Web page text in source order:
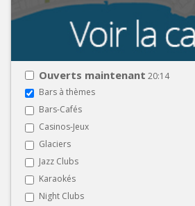
Ouverts maintenant 20:14
Bars à thèmes
Bars-Cafés
Casinos-Jeux
Glaciers
Jazz Clubs
Karaokés
Night Clubs